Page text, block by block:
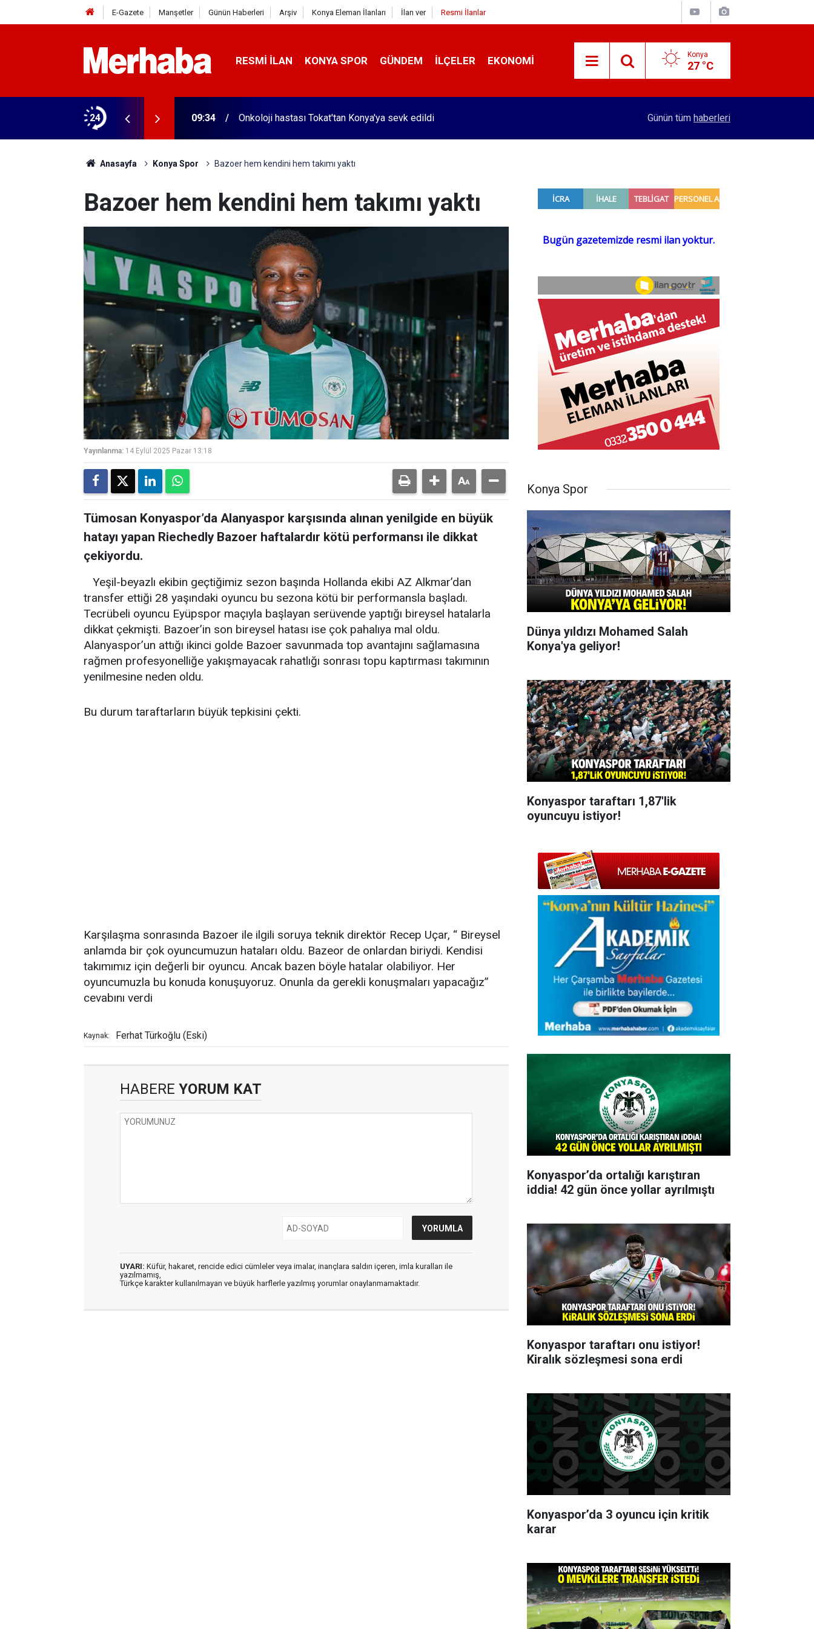
E-Gazete Manşetler Günün Haberleri Arşiv Konya Eleman İlanları İlan ver Resmi İlanlar
RESMI İLAN KONYA SPOR GÜNDEM İLÇELER EKONOMI Konya
27 °C
24 09:34 Onkoloji hastası Tokat'tan Konya'ya sevk edildi Vergi borcu olanlara müjde! 31 Ağustos son
Günün tüm haberleri
Anasayfa Konya Spor Bazoer hem kendini hem takımı yaktı
Bazoer hem kendini hem takımı yaktı
Yayınlanma: 14 Eylül 2025 Pazar 13:18
Tümosan Konyaspor’da Alanyaspor karşısında alınan yenilgide en büyük
hatayı yapan Riechedly Bazoer haftalardır kötü performansı ile dikkat
çekiyordu.
Yeşil-beyazlı ekibin geçtiğimiz sezon başında Hollanda ekibi AZ Alkmar’dan
transfer ettiği 28 yaşındaki oyuncu bu sezona kötü bir performansla başladı.
Tecrübeli oyuncu Eyüpspor maçıyla başlayan serüvende yaptığı bireysel hatalarla
dikkat çekmişti. Bazoer’in son bireysel hatası ise çok pahalıya mal oldu.
Alanyaspor’un attığı ikinci golde Bazoer savunmada top avantajını sağlamasına
rağmen profesyonelliğe yakışmayacak rahatlığı sonrası topu kaptırması takımının
yenilmesine neden oldu.
Bu durum taraftarların büyük tepkisini çekti.
Karşılaşma sonrasında Bazoer ile ilgili soruya teknik direktör Recep Uçar, “ Bireysel
anlamda bir çok oyuncumuzun hataları oldu. Bazeor de onlardan biriydi. Kendisi
takımımız için değerli bir oyuncu. Ancak bazen böyle hatalar olabiliyor. Her
oyuncumuzla bu konuda konuşuyoruz. Onunla da gerekli konuşmaları yapacağız”
cevabını verdi
Kaynak: Ferhat Türkoğlu (Eski)
HABERE YORUM KAT
UYARI: Küfür, hakaret, rencide edici cümleler veya imalar, inançlara saldırı içeren, imla kuralları ile
yazılmamış,
Türkçe karakter kullanılmayan ve büyük harflerle yazılmış yorumlar onaylanmamaktadır.
Konya Spor
Dünya yıldızı Mohamed Salah
Konya'ya geliyor!
Konyaspor taraftarı 1,87'lik
oyuncuyu istiyor!
Konyaspor’da ortalığı karıştıran
iddia! 42 gün önce yollar ayrılmıştı
Konyaspor taraftarı onu istiyor!
Kiralık sözleşmesi sona erdi
Konyaspor’da 3 oyuncu için kritik
karar